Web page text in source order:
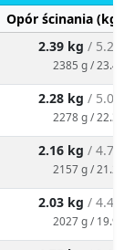
Opór ścinania
2.39 kg /
2385 g / 23.4
2.28 kg /
2278 g / 22.3
2.16 kg /
2157 g / 21.2
2.03 kg /
2027 g / 19.9